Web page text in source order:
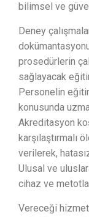
bilimsel ve
Deney
prosedürlerin
sağlayacak
Personelin
konusunda
Akreditasyon
karşılaştırmalı
verilerek,
Ulusal ve
cihaz ve
Vereceği